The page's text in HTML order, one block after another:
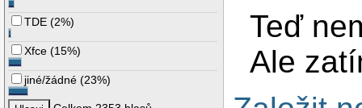
TDE (2%)
Xfce (15%)
jiné/žádné (23%)
Teď
Ale